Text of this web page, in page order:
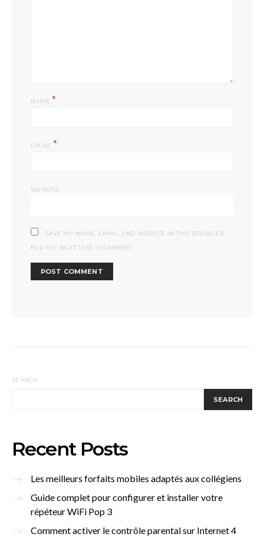
NAME*
EMAIL *
WEBSITE
SAVE MY NAME, EMAIL, AND WEBSITE IN THIS BROWSER
FOR THE NEXT TIME I COMMENT.
SEARCH
SEARCH
Recent Posts
Les meilleurs forfaits mobiles adaptés aux collégiens
Guide complet pour configurer et installer votre
répéteur WiFi Pop 3
Comment activer le contrôle parental sur Internet 4